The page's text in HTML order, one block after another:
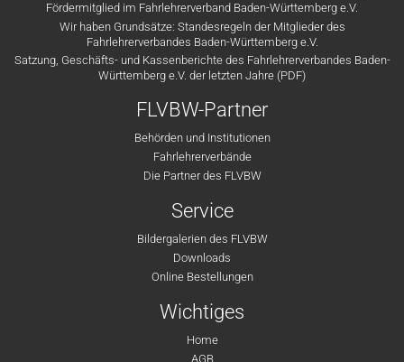
Fördermitglied im Fahrlehrerverband Baden-Württemberg e.V.
Wir haben Grundsätze: Standesregeln der Mitglieder des
Fahrlehrerverbandes Baden-Württemberg e.V.
Satzung, Geschäfts- und Kassenberichte des Fahrlehrerverbandes Baden-
Württemberg e.V. der letzten Jahre (PDF)
FLVBW-Partner
Behörden und Institutionen
Fahrlehrerverbände
Die Partner des FLVBW
Service
Bildergalerien des FLVBW
Downloads
Online Bestellungen
Wichtiges
Home
AGB